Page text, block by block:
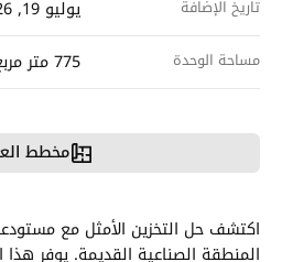
تاريخ الإضافة يوليو 19, 2026
مساحة الوحدة 775 متر مربع
مخطط
اكتشف حل التخزين الأمثل مع
المنطقة الصناعية القديمة. يوفر